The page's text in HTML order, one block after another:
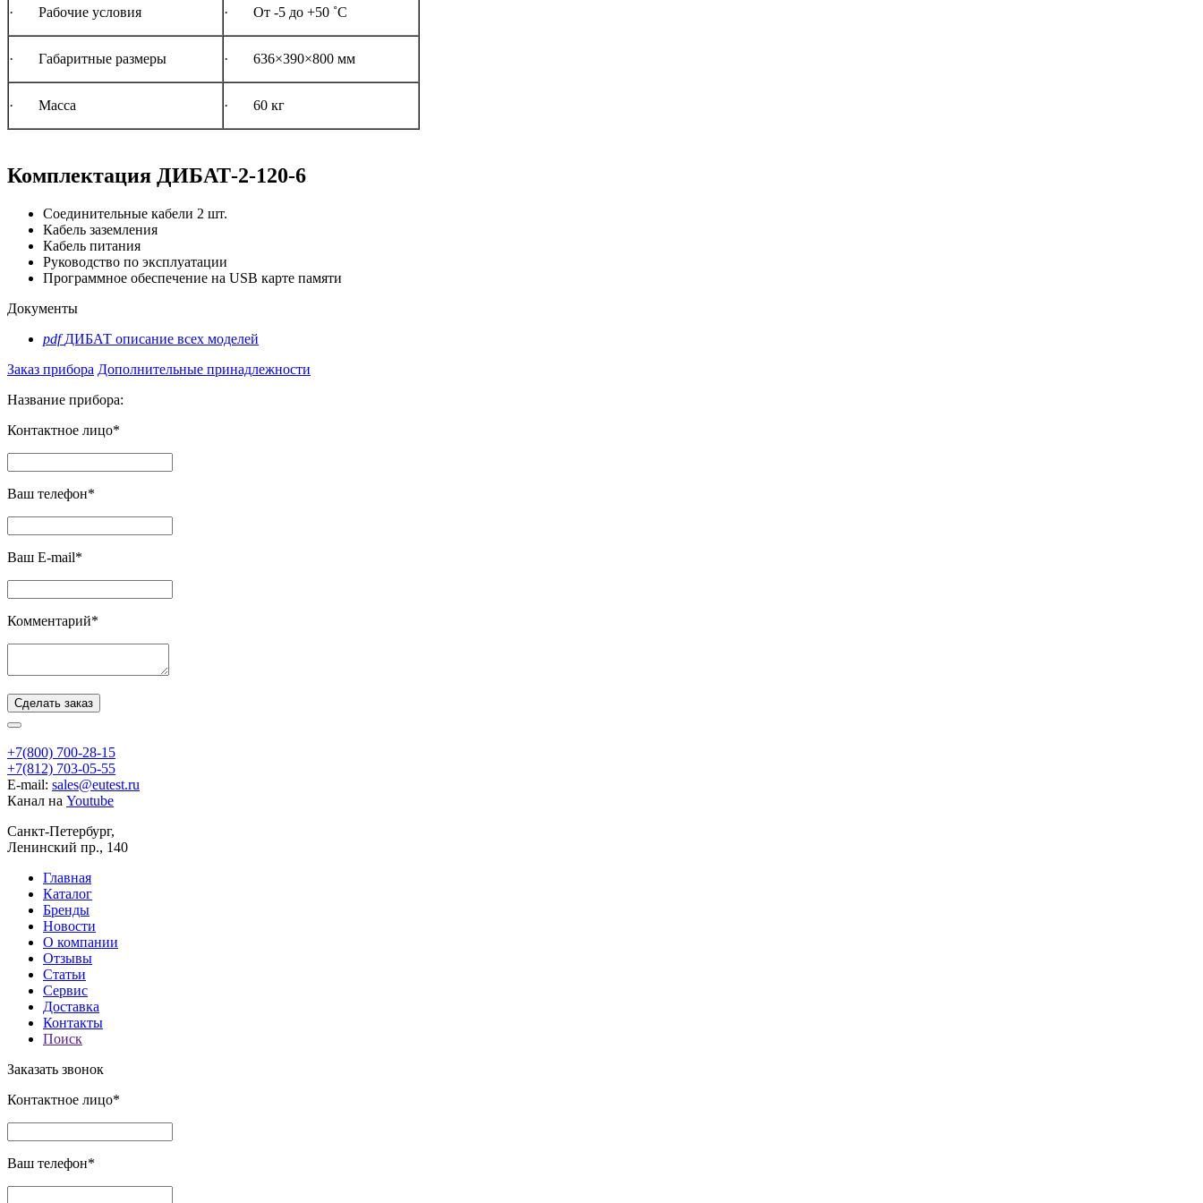
· Рабочие условия · От -5 до +50 ˚С
· Габаритные размеры · 636×390×800 мм
· Масса · 60 кг
Комплектация ДИБАТ-2-120-6
Соединительные кабели 2 шт.
Кабель заземления
Кабель питания
Руководство по эксплуатации
Программное обеспечение на USB карте памяти
Документы
pdf ДИБАТ описание всех моделей
Заказ прибора Дополнительные принадлежности
Название прибора:
Контактное лицо*
Ваш телефон*
Ваш E-mail*
Комментарий*
Сделать заказ
+7(800) 700-28-15
+7(812) 703-05-55
E-mail: sales@eutest.ru
Канал на Youtube
Санкт-Петербург,
Ленинский пр., 140
Главная
Каталог
Бренды
Новости
О компании
Отзывы
Статьи
Сервис
Доставка
Контакты
Поиск
Заказать звонок
Контактное лицо*
Ваш телефон*